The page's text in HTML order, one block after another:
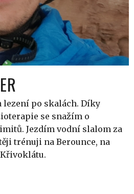
po skalách. Díky
se snažím o
Jezdím vodní slalom za
trénuji na Berounce, na